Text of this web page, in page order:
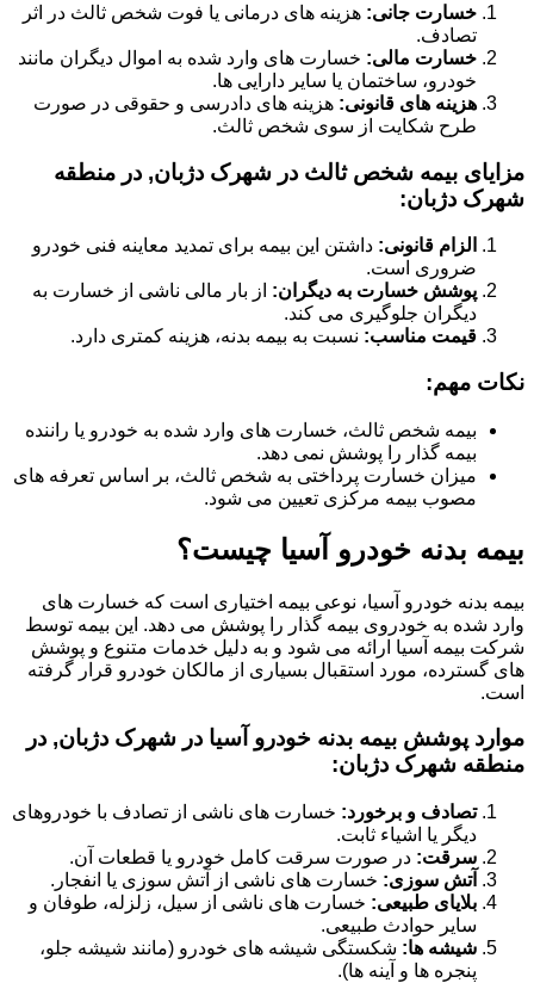
خسارت جانی: هزینه های درمانی یا فوت شخص ثالث در اثر
تصادف.
خسارت مالی: خسارت های وارد شده به اموال دیگران مانند
خودرو، ساختمان یا سایر دارایی ها.
هزینه های قانونی: هزینه های دادرسی و حقوقی در صورت
طرح شکایت از سوی شخص ثالث.
مزایای بیمه شخص ثالث در شهرک دژبان, در منطقه
شهرک دژبان:
الزام قانونی: داشتن این بیمه برای تمدید معاینه فنی خودرو
ضروری است.
پوشش خسارت به دیگران: از بار مالی ناشی از خسارت به
دیگران جلوگیری می کند.
قیمت مناسب: نسبت به بیمه بدنه، هزینه کمتری دارد.
نکات مهم:
بیمه شخص ثالث، خسارت های وارد شده به خودرو یا راننده
بیمه گذار را پوشش نمی دهد.
میزان خسارت پرداختی به شخص ثالث، بر اساس تعرفه های
مصوب بیمه مرکزی تعیین می شود.
بیمه بدنه خودرو آسیا چیست؟
بیمه بدنه خودرو آسیا، نوعی بیمه اختیاری است که خسارت های
وارد شده به خودروی بیمه گذار را پوشش می دهد. این بیمه توسط
شرکت بیمه آسیا ارائه می شود و به دلیل خدمات متنوع و پوشش
های گسترده، مورد استقبال بسیاری از مالکان خودرو قرار گرفته
است.
موارد پوشش بیمه بدنه خودرو آسیا در شهرک دژبان, در
منطقه شهرک دژبان:
تصادف و برخورد: خسارت های ناشی از تصادف با خودروهای
دیگر یا اشیاء ثابت.
سرقت: در صورت سرقت کامل خودرو یا قطعات آن.
آتش سوزی: خسارت های ناشی از آتش سوزی یا انفجار.
بلایای طبیعی: خسارت های ناشی از سیل، زلزله، طوفان و
سایر حوادث طبیعی.
شیشه ها: شکستگی شیشه های خودرو (مانند شیشه جلو،
پنجره ها و آینه ها).